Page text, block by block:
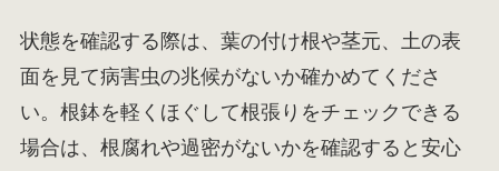
状態を確認する際は、葉の付け根や茎元、土の表
面を見て病害虫の兆候がないか確かめてくださ
い。根鉢を軽くほぐして根張りをチェックできる
場合は、根腐れや過密がないかを確認すると安心